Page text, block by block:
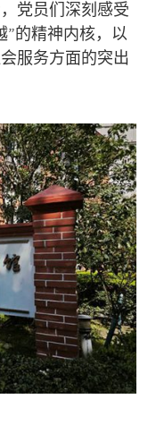
党员们深刻感受
”的精神内核，以
服务方面的突出